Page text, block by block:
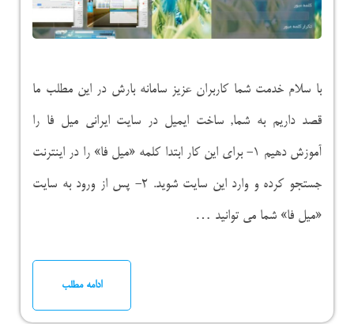
با سلام خدمت شما کاربران عزیز سامانه بارش در این مطلب ما
قصد داریم به شما, ساخت ایمیل در سایت ایرانی میل فا را
آموزش دهیم ۱- برای این کار ابتدا کلمه «میل فا» را در اینترنت
جستجو کرده و وارد این سایت شوید. ۲- پس از ورود به سایت
«میل فا» شما می توانید …
ادامه مطلب